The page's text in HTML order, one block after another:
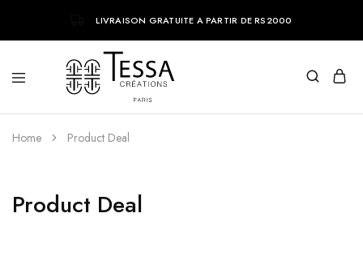
LIVRAISON GRATUITE A PARTIR DE RS2000
Creations
tendances
Home Product Deal
Product Deal